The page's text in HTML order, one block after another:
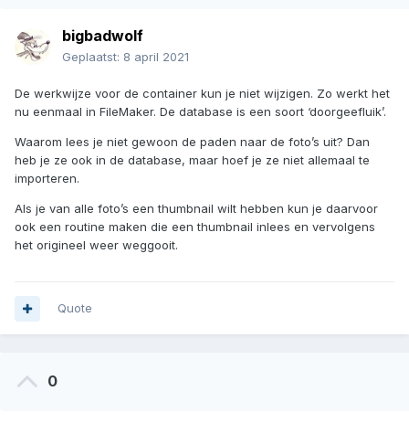
bigbadwolf
Geplaatst: 8 april 2021
De werkwijze voor de container kun je niet wijzigen. Zo werkt het
nu eenmaal in FileMaker. De database is een soort ‘doorgeefluik’.
Waarom lees je niet gewoon de paden naar de foto’s uit? Dan
heb je ze ook in de database, maar hoef je ze niet allemaal te
importeren.
Als je van alle foto’s een thumbnail wilt hebben kun je daarvoor
ook een routine maken die een thumbnail inlees en vervolgens
het origineel weer weggooit.
Quote
0